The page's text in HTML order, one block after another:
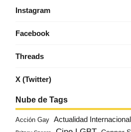
Instagram
Facebook
Threads
X (Twitter)
Nube de Tags
Acción Gay Actualidad Internacional